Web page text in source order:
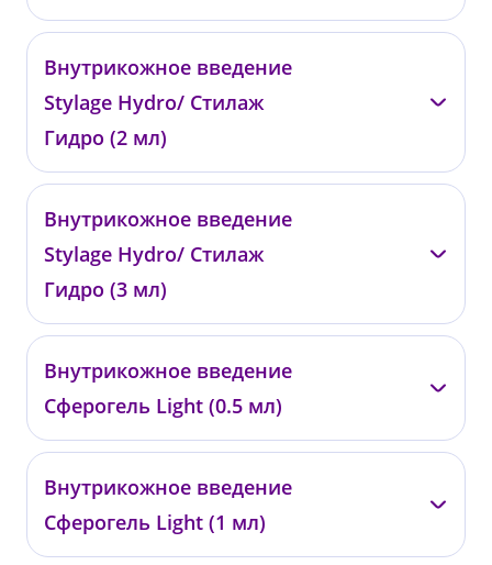
0466
от 14 000 ₽
Внутрикожное введение
Stylage Hydro/ Стилаж
Гидро (2 мл)
0467
от 27 100 ₽
Внутрикожное введение
Stylage Hydro/ Стилаж
Гидро (3 мл)
0468
от 39 000 ₽
Внутрикожное введение
Сферогель Light (0.5 мл)
0476
от 8 400 ₽
Внутрикожное введение
Сферогель Light (1 мл)